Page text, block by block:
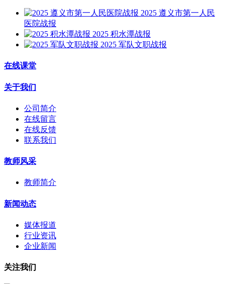
2025 遵义市第一人民
医院战报
2025 积水潭战报
2025 军队文职战报
在线课堂
关于我们
公司简介
在线留言
在线反馈
联系我们
教师风采
教师简介
新闻动态
媒体报道
行业资讯
企业新闻
关注我们